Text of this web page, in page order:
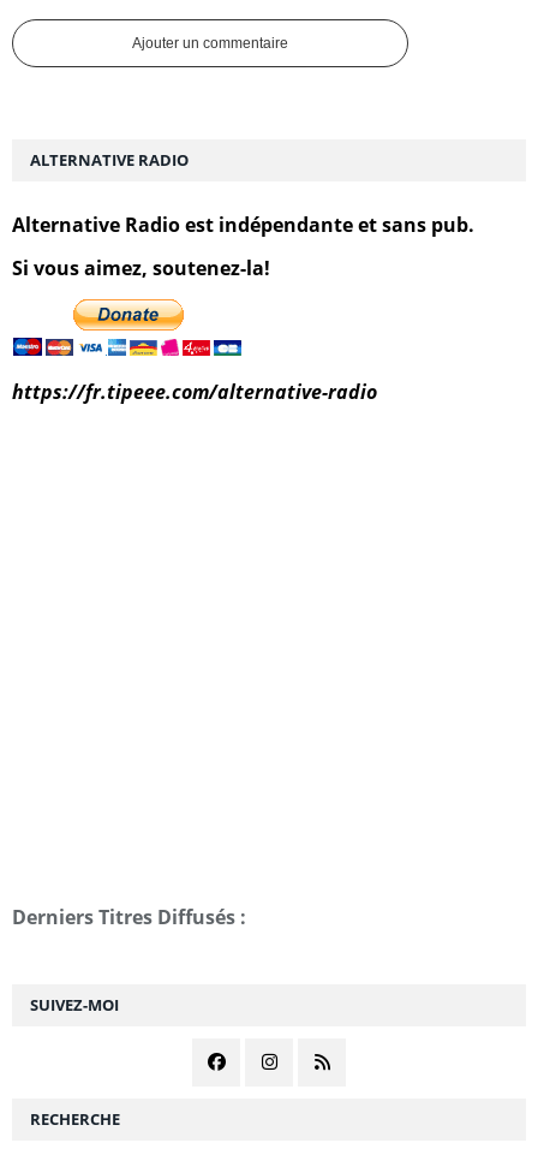
Ajouter un commentaire
SUIVEZ-MOI
RECHERCHE
ALTERNATIVE RADIO
Alternative Radio est indépendante et sans pub.
Si vous aimez, soutenez-la!
https://fr.tipeee.com/alternative-radio
Derniers Titres Diffusés :